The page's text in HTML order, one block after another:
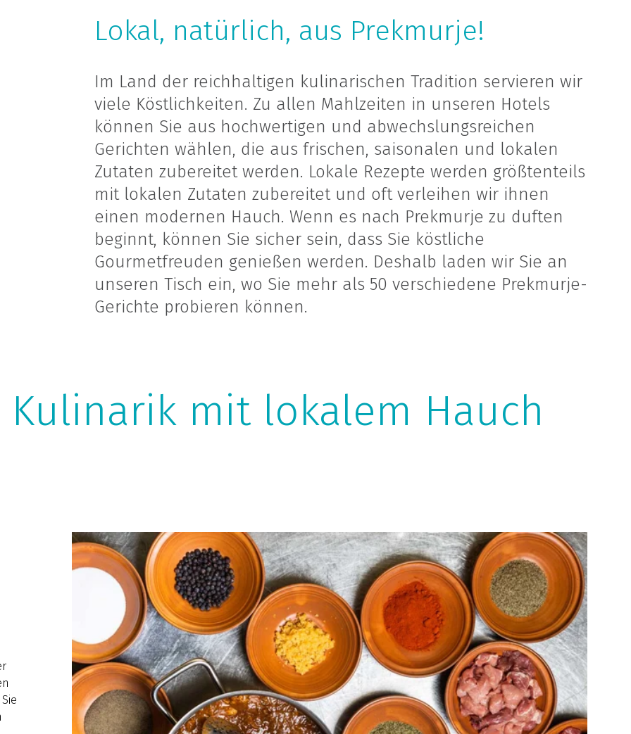
Lokal, natürlich, aus Prekmurje!
Im Land der reichhaltigen kulinarischen Tradition servieren wir
viele Köstlichkeiten. Zu allen Mahlzeiten in unseren Hotels
können Sie aus hochwertigen und abwechslungsreichen
Gerichten wählen, die aus frischen, saisonalen und lokalen
Zutaten zubereitet werden. Lokale Rezepte werden größtenteils
mit lokalen Zutaten zubereitet und oft verleihen wir ihnen
einen modernen Hauch. Wenn es nach Prekmurje zu duften
beginnt, können Sie sicher sein, dass Sie köstliche
Gourmetfreuden genießen werden. Deshalb laden wir Sie an
unseren Tisch ein, wo Sie mehr als 50 verschiedene Prekmurje-
Gerichte probieren können.
Kulinarik mit lokalem Hauch